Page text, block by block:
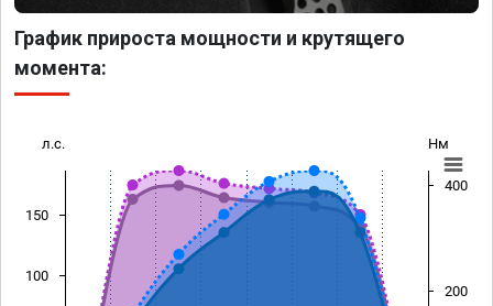
График прироста мощности и крутящего
момента:
л.с. Нм
100
150
200
400